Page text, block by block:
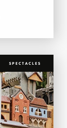
SPECTACLES